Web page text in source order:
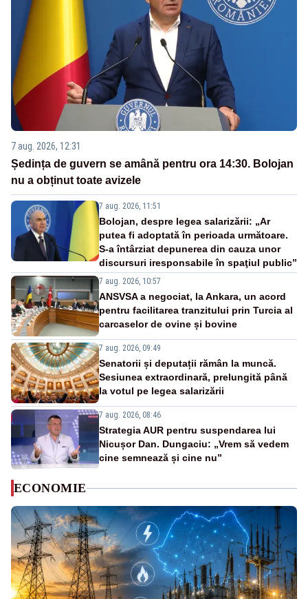
7 aug. 2026, 12:31
Ședința de guvern se amână pentru ora 14:30. Bolojan
nu a obținut toate avizele
7 aug. 2026, 11:51
Bolojan, despre legea salarizării: „Ar
putea fi adoptată în perioada următoare.
S-a întârziat depunerea din cauza unor
discursuri iresponsabile în spaţiul public”
7 aug. 2026, 10:57
ANSVSA a negociat, la Ankara, un acord
pentru facilitarea tranzitului prin Turcia al
carcaselor de ovine și bovine
7 aug. 2026, 09:49
Senatorii și deputații rămân la muncă.
Sesiunea extraordinară, prelungită până
la votul pe legea salarizării
7 aug. 2026, 08:46
Strategia AUR pentru suspendarea lui
Nicușor Dan. Dungaciu: „Vrem să vedem
cine semnează și cine nu”
ECONOMIE